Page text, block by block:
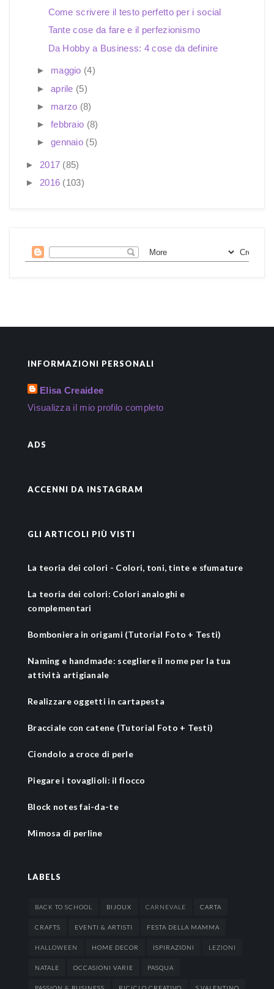
Come scrivere il testo perfetto per i social
Tante cose da fare e il perfezionismo
Da Hobby a Business: 4 cose da definire
► maggio (4)
► aprile (5)
► marzo (8)
► febbraio (8)
► gennaio (5)
► 2017 (85)
► 2016 (103)
INFORMAZIONI PERSONALI
Elisa Creaidee
Visualizza il mio profilo completo
ADS
ACCENNI DA INSTAGRAM
GLI ARTICOLI PIÙ VISTI
La teoria dei colori - Colori, toni, tinte e sfumature
La teoria dei colori: Colori analoghi e
complementari
Bomboniera in origami (Tutorial Foto + Testi)
Naming e handmade: scegliere il nome per la tua
attività artigianale
Realizzare oggetti in cartapesta
Bracciale con catene (Tutorial Foto + Testi)
Ciondolo a croce di perle
Piegare i tovaglioli: il fiocco
Block notes fai-da-te
Mimosa di perline
LABELS
BACK TO SCHOOL BIJOUX CARNEVALE CARTA
CRAFTS EVENTI & ARTISTI FESTA DELLA MAMMA
HALLOWEEN HOME DECOR ISPIRAZIONI LEZIONI
NATALE OCCASIONI VARIE PASQUA